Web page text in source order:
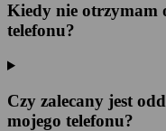
Kiedy nie otrzymam
telefonu?
Czy zalecany jest
mojego telefonu?